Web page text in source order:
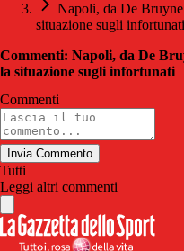
Napoli, da De Bruyne
situazione sugli infortunati
Commenti: Napoli, da De
la situazione sugli infortunati
Commenti
Invia Commento
Tutti
Leggi altri commenti